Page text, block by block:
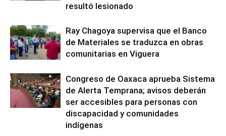
resultó lesionado
Ray Chagoya supervisa que el Banco
de Materiales se traduzca en obras
comunitarias en Viguera
Congreso de Oaxaca aprueba Sistema
de Alerta Temprana; avisos deberán
ser accesibles para personas con
discapacidad y comunidades
indígenas